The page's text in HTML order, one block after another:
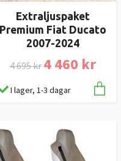
Extraljuspaket
Premium Fiat Ducato
2007-2024
4 695 kr 4 460 kr
I lager, 1-3 dagar